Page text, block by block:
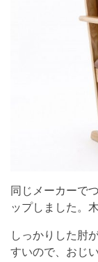
同じメーカーで
ップしました。
しっかりした肘
すいので、おじ